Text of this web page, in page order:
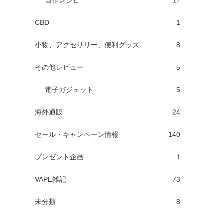
CBD 1
小物、アクセサリー、便利グッズ 8
その他レビュー 5
電子ガジェット 5
海外通販 24
セール・キャンペーン情報 140
プレゼント企画 1
VAPE雑記 73
未分類 8